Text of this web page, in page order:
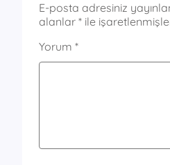
E-posta adresiniz
alanlar * ile
Yorum *